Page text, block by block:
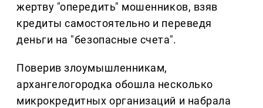
жертву "опередить" мошенников, взяв
кредиты самостоятельно и переведя
деньги на "безопасные счета".
Поверив злоумышленникам,
архангелогородка обошла несколько
микрокредитных организаций и набрала